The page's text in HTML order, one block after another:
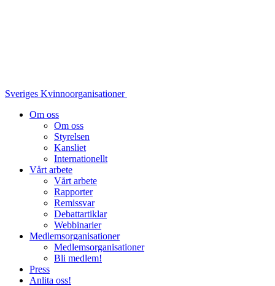
Sveriges Kvinnoorganisationer
Om oss
Om oss
Styrelsen
Kansliet
Internationellt
Vårt arbete
Vårt arbete
Rapporter
Remissvar
Debattartiklar
Webbinarier
Medlemsorganisationer
Medlemsorganisationer
Bli medlem!
Press
Anlita oss!